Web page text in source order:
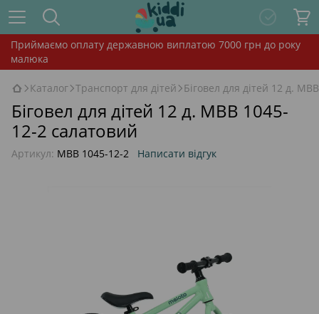
Приймаємо оплату державною виплатою 7000 грн до року
малюка
Каталог Транспорт для дітей Біговел для дітей 12 д.
Біговел для дітей 12 д. MBB 1045-
12-2 салатовий
Артикул: MBB 1045-12-2 Написати відгук